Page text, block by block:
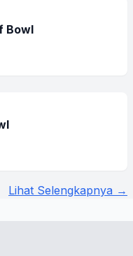
Bowl
Lihat Selengkapnya →